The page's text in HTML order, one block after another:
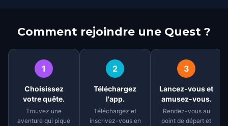
Comment rejoindre une Quest ?
1
Choisissez
votre quête.
Trouvez une
aventure qui pique
2
Téléchargez
l'app.
Téléchargez et
inscrivez-vous en
3
Lancez-vous et
amusez-vous.
Rendez-vous au
point de départ et